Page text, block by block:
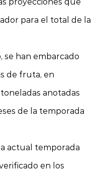
para el total de la
se han embarcado
de fruta, en
anotadas
de la temporada
actual temporada
en los